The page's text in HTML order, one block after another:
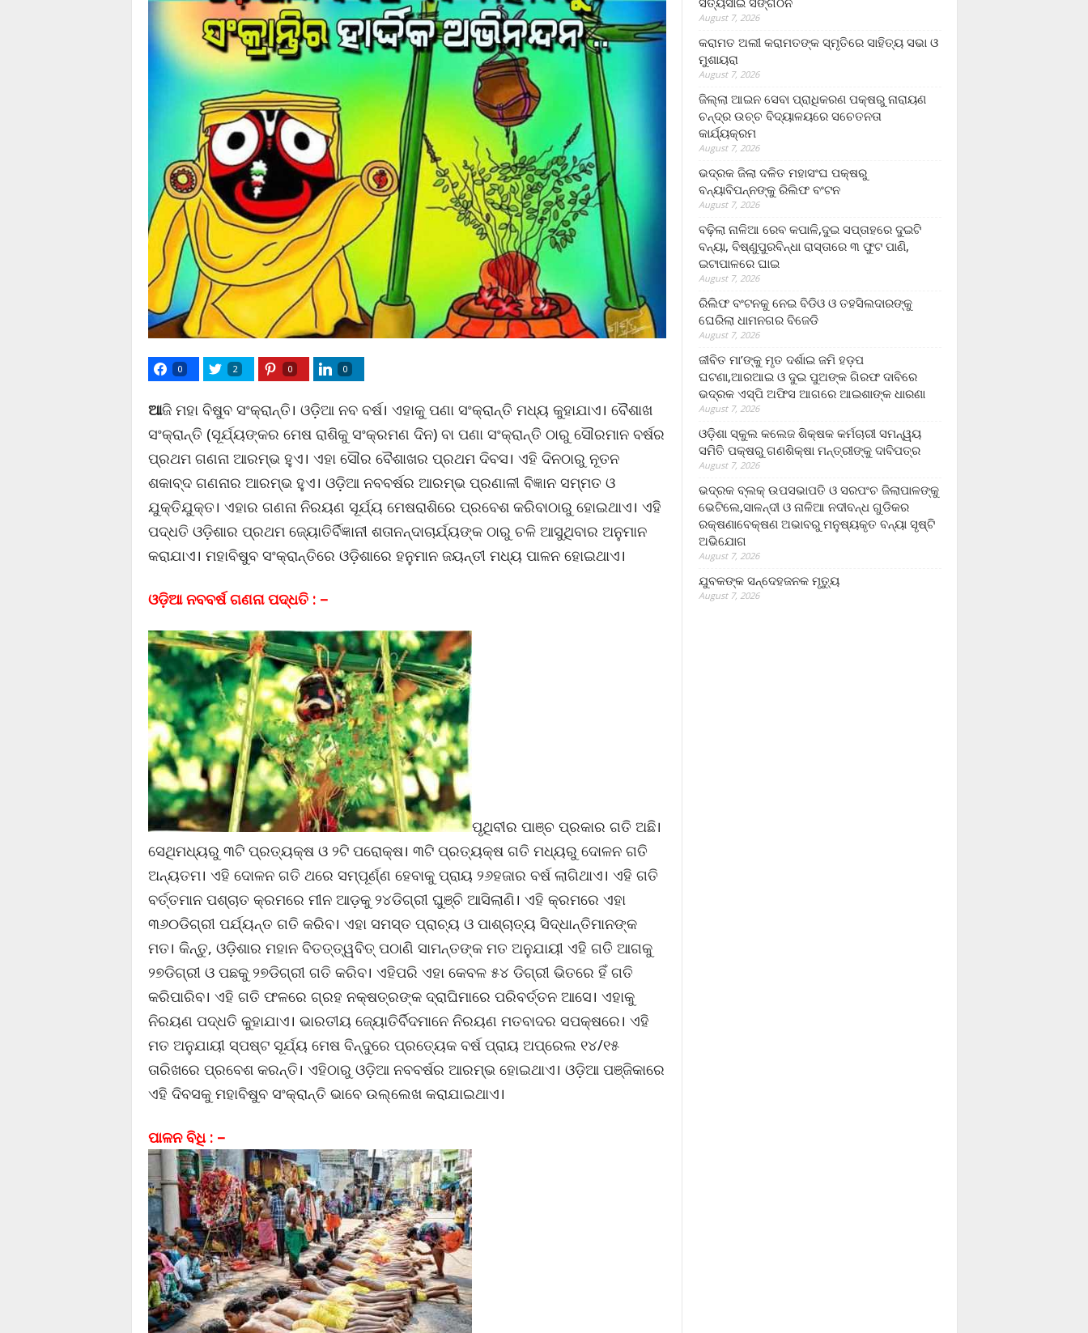
0 2 0 0
ଆଜି ମହା ବିଷୁବ ସଂକ୍ରାନ୍ତି। ଓଡ଼ିଆ ନବ ବର୍ଷ। ଏହାକୁ ପଣା ସଂକ୍ରାନ୍ତି ମଧ୍ୟ କୁହାଯାଏ। ବୈଶାଖ
ସଂକ୍ରାନ୍ତି (ସୂର୍ଯ୍ୟଙ୍କର ମେଷ ରାଶିକୁ ସଂକ୍ରମଣ ଦିନ) ବା ପଣା ସଂକ୍ରାନ୍ତି ଠାରୁ ସୌରମାନ ବର୍ଷର
ପ୍ରଥମ ଗଣନା ଆରମ୍ଭ ହୁଏ। ଏହା ସୌର ବୈଶାଖର ପ୍ରଥମ ଦିବସ। ଏହି ଦିନଠାରୁ ନୂତନ
ଶକାବ୍ଦ ଗଣନାର ଆରମ୍ଭ ହୁଏ। ଓଡ଼ିଆ ନବବର୍ଷର ଆରମ୍ଭ ପ୍ରଣାଳୀ ବିଜ୍ଞାନ ସମ୍ମତ ଓ
ଯୁକ୍ତିଯୁକ୍ତ। ଏହାର ଗଣନା ନିରୟଣ ସୂର୍ଯ୍ୟ ମେଷରାଶିରେ ପ୍ରବେଶ କରିବାଠାରୁ ହୋଇଥାଏ। ଏହି
ପଦ୍ଧତି ଓଡ଼ିଶାର ପ୍ରଥମ ଜ୍ୟୋତିର୍ବିଜ୍ଞାନୀ ଶତାନନ୍ଦାଚାର୍ଯ୍ୟଙ୍କ ଠାରୁ ଚଳି ଆସୁଥିବାର ଅନୁମାନ
କରାଯାଏ। ମହାବିଷୁବ ସଂକ୍ରାନ୍ତିରେ ଓଡ଼ିଶାରେ ହନୁମାନ ଜୟନ୍ତୀ ମଧ୍ୟ ପାଳନ ହୋଇଥାଏ।
ଓଡ଼ିଆ ନବବର୍ଷ ଗଣନା ପଦ୍ଧତି : –
ପୃଥିବୀର ପାଞ୍ଚ ପ୍ରକାର ଗତି ଅଛି।
ସେଥିମଧ୍ୟରୁ ୩ଟି ପ୍ରତ୍ୟକ୍ଷ ଓ ୨ଟି ପରୋକ୍ଷ। ୩ଟି ପ୍ରତ୍ୟକ୍ଷ ଗତି ମଧ୍ୟରୁ ଦୋଳନ ଗତି
ଅନ୍ୟତମ। ଏହି ଦୋଳନ ଗତି ଥରେ ସମ୍ପୂର୍ଣ୍ଣ ହେବାକୁ ପ୍ରାୟ ୨୬ହଜାର ବର୍ଷ ଲାଗିଥାଏ। ଏହି ଗତି
ବର୍ତ୍ତମାନ ପଶ୍ଚାତ କ୍ରମରେ ମୀନ ଆଡ଼କୁ ୨୪ଡିଗ୍ରୀ ଘୁଞ୍ଚି ଆସିଲାଣି। ଏହି କ୍ରମରେ ଏହା
୩୬୦ଡିଗ୍ରୀ ପର୍ଯ୍ୟନ୍ତ ଗତି କରିବ। ଏହା ସମସ୍ତ ପ୍ରାଚ୍ୟ ଓ ପାଶ୍ଚାତ୍ୟ ସିଦ୍ଧାନ୍ତିମାନଙ୍କ
ମତ। କିନ୍ତୁ, ଓଡ଼ିଶାର ମହାନ ବିତତ୍ତ୍ୱବିତ୍ ପଠାଣି ସାମନ୍ତଙ୍କ ମତ ଅନୁଯାୟୀ ଏହି ଗତି ଆଗକୁ
୨୭ଡିଗ୍ରୀ ଓ ପଛକୁ ୨୭ଡିଗ୍ରୀ ଗତି କରିବ। ଏହିପରି ଏହା କେବଳ ୫୪ ଡିଗ୍ରୀ ଭିତରେ ହିଁ ଗତି
କରିପାରିବ। ଏହି ଗତି ଫଳରେ ଗ୍ରହ ନକ୍ଷତ୍ରଙ୍କ ଦ୍ରାଘିମାରେ ପରିବର୍ତ୍ତନ ଆସେ। ଏହାକୁ
ନିରୟଣ ପଦ୍ଧତି କୁହାଯାଏ। ଭାରତୀୟ ଜ୍ୟୋତିର୍ବିଦମାନେ ନିରୟଣ ମତବାଦର ସପକ୍ଷରେ। ଏହି
ମତ ଅନୁଯାୟୀ ସ୍ପଷ୍ଟ ସୂର୍ଯ୍ୟ ମେଷ ବିନ୍ଦୁରେ ପ୍ରତ୍ୟେକ ବର୍ଷ ପ୍ରାୟ ଅପ୍ରେଲ ୧୪/୧୫
ତାରିଖରେ ପ୍ରବେଶ କରନ୍ତି। ଏହିଠାରୁ ଓଡ଼ିଆ ନବବର୍ଷର ଆରମ୍ଭ ହୋଇଥାଏ। ଓଡ଼ିଆ ପଞ୍ଜିକାରେ
ଏହି ଦିବସକୁ ମହାବିଷୁବ ସଂକ୍ରାନ୍ତି ଭାବେ ଉଲ୍ଲେଖ କରାଯାଇଥାଏ।
ପାଳନ ବିଧି : –
August 7, 2026
କରାମତ ଅଲୀ କରାମତଙ୍କ ସ୍ମୃତିରେ ସାହିତ୍ୟ ସଭା ଓ
ମୁଶାୟରା
August 7, 2026
ଜିଲ୍ଲା ଆଇନ ସେବା ପ୍ରାଧିକରଣ ପକ୍ଷରୁ ନାରାୟଣ
ଚନ୍ଦ୍ର ଉଚ୍ଚ ବିଦ୍ୟାଳୟରେ ସଚେତନତା
କାର୍ଯ୍ୟକ୍ରମ
August 7, 2026
ଭଦ୍ରକ ଜିଲା ଦଳିତ ମହାସଂଘ ପକ୍ଷରୁ
ବନ୍ୟାବିପନ୍ନଙ୍କୁ ରିଲିଫ ବଂଟନ
August 7, 2026
ବଢ଼ିଲା ନାଳିଆ ରେବ କପାଳି,ଦୁଇ ସପ୍ତାହରେ ଦୁଇଟି
ବନ୍ୟା, ବିଷ୍ଣୁପୁରବିନ୍ଧା ରାସ୍ତାରେ ୩ ଫୁଟ ପାଣି,
ଇଟାପାଳରେ ଘାଇ
August 7, 2026
ରିଲିଫ ବଂଟନକୁ ନେଇ ବିଡିଓ ଓ ତହସିଲଦାରଙ୍କୁ
ଘେରିଲା ଧାମନଗର ବିଜେଡି
August 7, 2026
ଜୀବିତ ମା’ଙ୍କୁ ମୃତ ଦର୍ଶାଇ ଜମି ହଡ଼ପ
ଘଟଣା,ଆରଆଇ ଓ ଦୁଇ ପୁଅଙ୍କ ଗିରଫ ଦାବିରେ
ଭଦ୍ରକ ଏସ୍‌ପି ଅଫିସ ଆଗରେ ଆଇଶାଙ୍କ ଧାରଣା
August 7, 2026
ଓଡ଼ିଶା ସ୍କୁଲ କଲେଜ ଶିକ୍ଷକ କର୍ମଚାରୀ ସମନ୍ୱୟ
ସମିତି ପକ୍ଷରୁ ଗଣଶିକ୍ଷା ମନ୍ତ୍ରୀଙ୍କୁ ଦାବିପତ୍ର
August 7, 2026
ଭଦ୍ରକ ବ୍ଲକ୍ ଉପସଭାପତି ଓ ସରପଂଚ ଜିଲାପାଳଙ୍କୁ
ଭେଟିଲେ,ସାଳନ୍ଦୀ ଓ ନାଳିଆ ନଦୀବନ୍ଧ ଗୁଡିକର
ରକ୍ଷଣାବେକ୍ଷଣ ଅଭାବରୁ ମନୁଷ୍ୟକୃତ ବନ୍ୟା ସୃଷ୍ଟି
ଅଭିଯୋଗ
August 7, 2026
ଯୁବକଙ୍କ ସନ୍ଦେହଜନକ ମୃତ୍ୟୁ
August 7, 2026